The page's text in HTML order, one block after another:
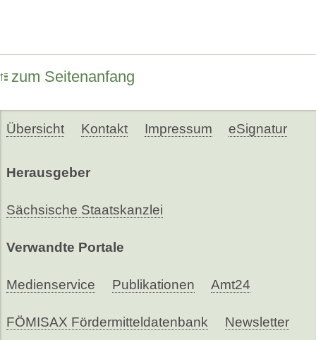
zum Seitenanfang
Übersicht Kontakt Impressum eSignatur
Herausgeber
Sächsische Staatskanzlei
Verwandte Portale
Medienservice Publikationen Amt24
FÖMISAX Fördermitteldatenbank Newsletter